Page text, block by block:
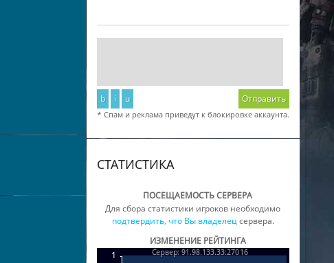
b i u Отправить
* Спам и реклама приведут к блокировке аккаунта.
СТАТИСТИКА
ПОСЕЩАЕМОСТЬ СЕРВЕРА
Для сбора статистики игроков необходимо
подтвердить, что Вы владелецсервера.
ИЗМЕНЕНИЕ РЕЙТИНГА